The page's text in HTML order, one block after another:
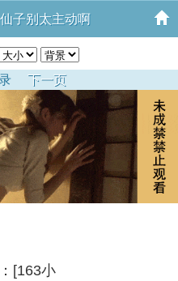
子别太主动啊
下一页
[163小